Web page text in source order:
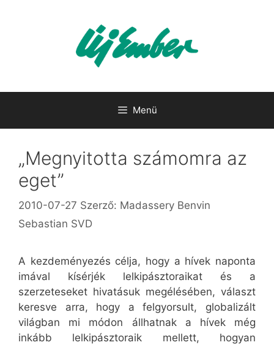
Menü
„Megnyitotta számomra az
eget”
2010-07-27 Szerző: Madassery Benvin
Sebastian SVD
A kezdeményezés célja, hogy a hívek naponta
imával kísérjék lelkipásztoraikat és a
szerzeteseket hivatásuk megélésében, választ
keresve arra, hogy a felgyorsult, globalizált
világban mi módon állhatnak a hívek még
inkább lelkipásztoraik mellett, hogyan